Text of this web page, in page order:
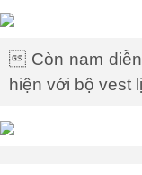
Còn nam diễn
hiện với bộ vest